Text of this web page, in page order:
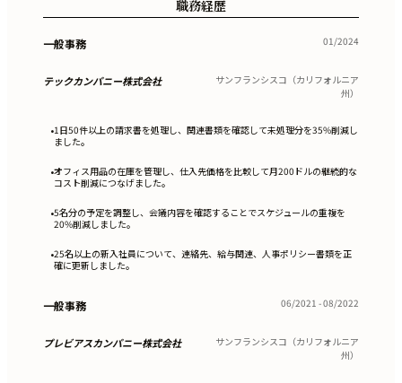
職務経歴
一般事務 01/2024
テックカンパニー株式会社
サンフランシスコ（カリフォルニア
州）
•1日50件以上の請求書を処理し、関連書類を確認して未処理分を35%削減し
ました。
•オフィス用品の在庫を管理し、仕入先価格を比較して月200ドルの継続的な
コスト削減につなげました。
•5名分の予定を調整し、会議内容を確認することでスケジュールの重複を
20%削減しました。
•25名以上の新入社員について、連絡先、給与関連、人事ポリシー書類を正
確に更新しました。
一般事務 06/2021 - 08/2022
プレビアスカンパニー株式会社
サンフランシスコ（カリフォルニア
州）